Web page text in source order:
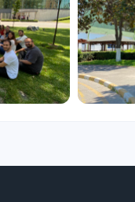
çalışma ortamı.
yapmak